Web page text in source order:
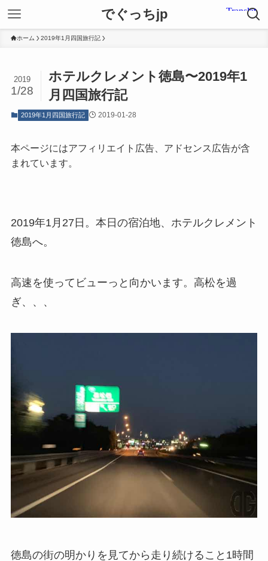
でぐっちjp
ホーム 2019年1月四国旅行記
ホテルクレメント徳島〜2019年1
月四国旅行記
2019
1/28
2019年1月四国旅行記 2019-01-28
本ページにはアフィリエイト広告、アドセンス広告が含
まれています。
2019年1月27日。本日の宿泊地、ホテルクレメント
徳島へ。
高速を使ってビューっと向かいます。高松を過
ぎ、、、
徳島の街の明かりを見てから走り続けること1時間